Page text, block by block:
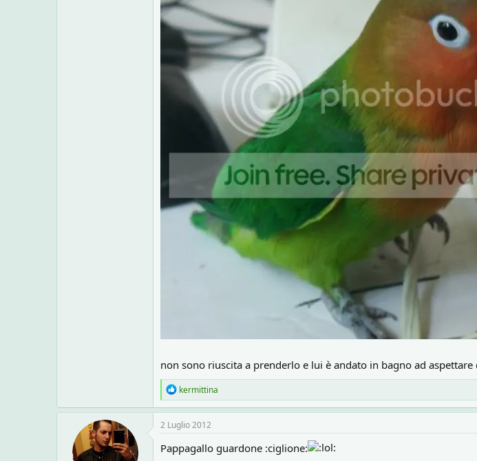
non sono riuscita a prenderlo e lui è andato in bagno ad
R
e
a
c
t
o
kermittina
2 Luglio 2012
Pappagallo guardone :ciglione: